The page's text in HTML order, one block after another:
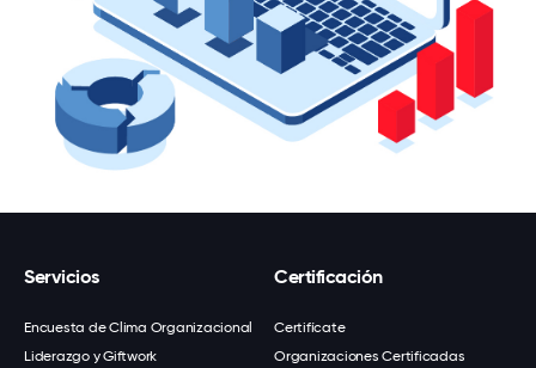
Servicios
Encuesta de Clima Organizacional
Liderazgo y Giftwork
Certificación
Certifícate
Organizaciones Certificadas